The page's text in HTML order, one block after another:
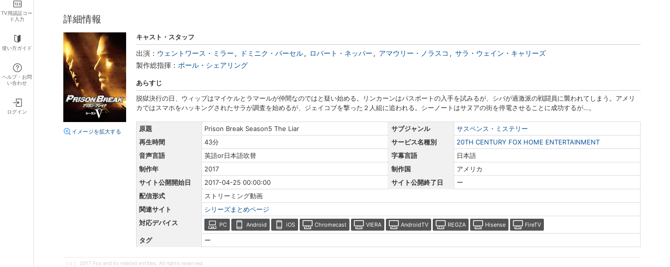
TV用認証コー
ド入力
使い方ガイド
ヘルプ・お問
い合わせ
ログイン
詳細情報
イメージを拡大する
キャスト・スタッフ
出演： ウェントワース・ミラー ドミニク・パーセル ロバート・ネッパー アマウリー・ノラスコ
サラ・ウェイン・キャリーズ
製作総指揮： ポール・シェアリング
あらすじ
脱獄決行の日、ウィップはマイケルとラマールが仲間なのではと疑い始める。リンカーンはパスポートの入手を試みるが、シバが過激派の戦闘員に襲われてしまう。アメリ
カではスマホをハッキングされたサラが調査を始めるが、ジェイコブを撃った２人組に追われる。シーノートはサヌアの街を停電させることに成功するが…。
原題 Prison Break Season5 The Liar サブジャンル
サスペンス・ミステリー
再生時間
43分 サービス名種別
20TH CENTURY FOX HOME ENTERTAINMENT
音声言語
英語or日本語吹替 字幕言語
日本語
制作年
2017 制作国
アメリカ
サイト公開開始日
2017-04-25 00:00:00 サイト公開終了日
ー
配信形式
ストリーミング動画
関連サイト
シリーズまとめページ
対応デバイス
PC Android iOS Chromecast VIERA AndroidTV REGZA Hisense FireTV
タグ ー
（ｃ） 2017 Fox and its related entities. All rights reserved.